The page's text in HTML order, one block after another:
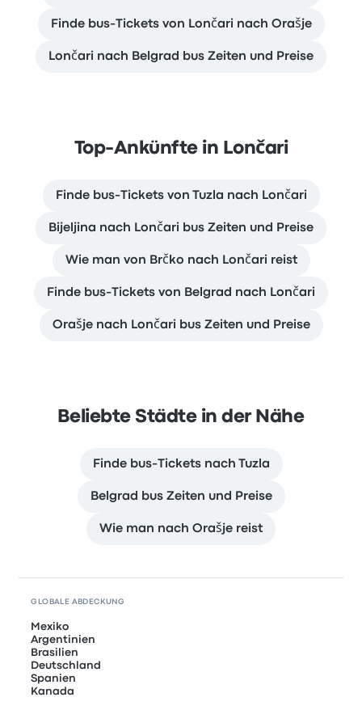
Finde bus-Tickets von Lončari nach Orašje
Lončari nach Belgrad bus Zeiten und Preise
Top-Ankünfte in Lončari
Finde bus-Tickets von Tuzla nach Lončari
Bijeljina nach Lončari bus Zeiten und Preise
Wie man von Brčko nach Lončari reist
Finde bus-Tickets von Belgrad nach Lončari
Orašje nach Lončari bus Zeiten und Preise
Beliebte Städte in der Nähe
Finde bus-Tickets nach Tuzla
Belgrad bus Zeiten und Preise
Wie man nach Orašje reist
GLOBALE ABDECKUNG
Mexiko
Argentinien
Brasilien
Deutschland
Spanien
Kanada